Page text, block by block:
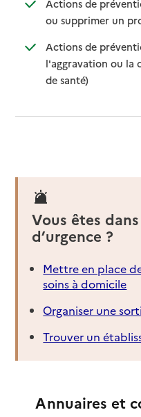
Actions de
ou supprimer un
Actions de
l'aggravation ou la
de santé): disponible
: non disponible
Vous êtes
d’urgence ?
Mettre en place
soins à domicile
Organiser une
Trouver un
Annuaires et